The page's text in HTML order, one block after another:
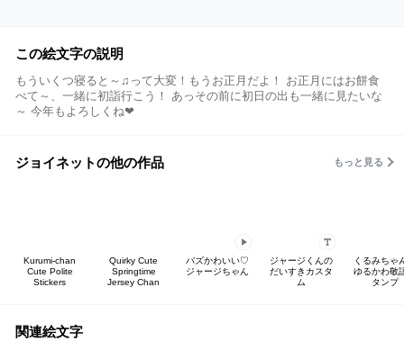
この絵文字の説明
もういくつ寝ると～♫って大変！もうお正月だよ！ お正月にはお餅食
べて～、一緒に初詣行こう！ あっその前に初日の出も一緒に見たいな
～ 今年もよろしくね❤
ジョイネットの他の作品 もっと見る
Kurumi-chan
Cute Polite
Stickers
Quirky Cute
Springtime
Jersey Chan
バズかわいい♡
ジャージちゃん
ジャージくんの
だいすきカスタ
ム
くるみちゃ
ゆるかわ敬
タンプ
関連絵文字